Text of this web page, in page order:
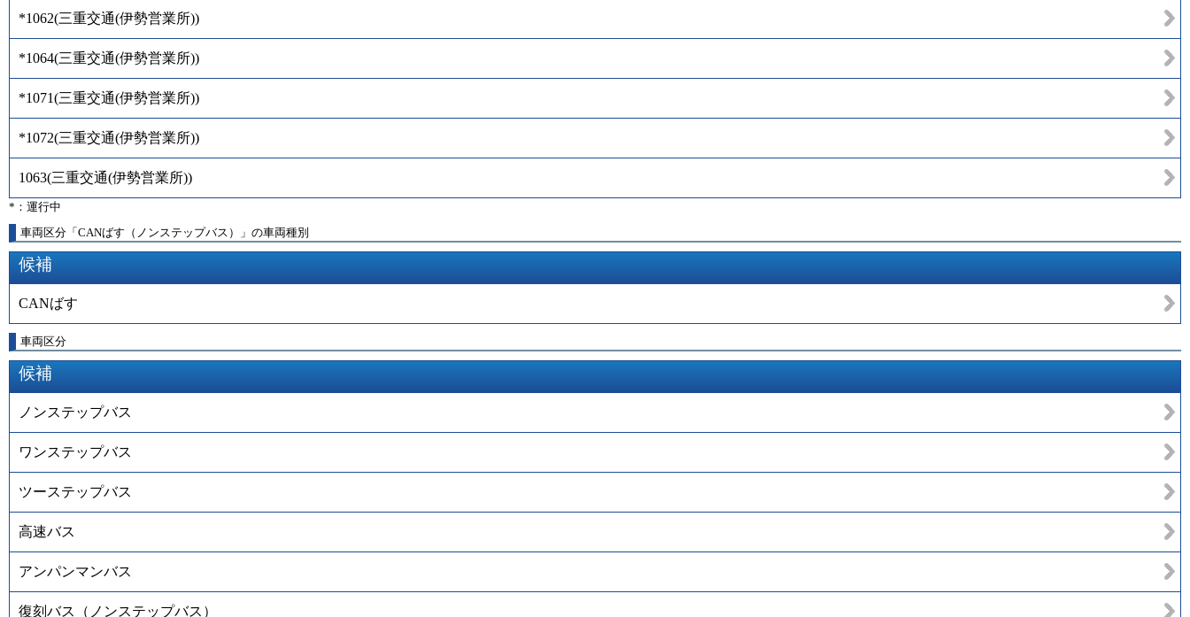
*1062(三重交通(伊勢営業所))
*1064(三重交通(伊勢営業所))
*1071(三重交通(伊勢営業所))
*1072(三重交通(伊勢営業所))
1063(三重交通(伊勢営業所))
*：運行中
車両区分「CANばす（ノンステップバス）」の車両種別
候補
CANばす
車両区分
候補
ノンステップバス
ワンステップバス
ツーステップバス
高速バス
アンパンマンバス
復刻バス（ノンステップバス）